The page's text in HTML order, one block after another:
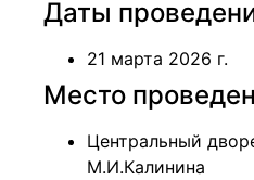
Даты
21 марта 2026 г.
Место
Центральный
М.И.Калинина